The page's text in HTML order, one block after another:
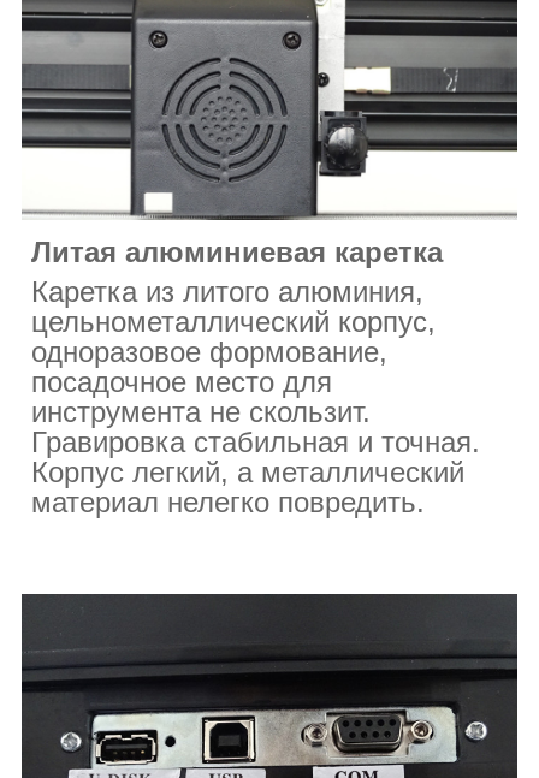
Литая алюминиевая каретка
Каретка из литого алюминия,
цельнометаллический корпус,
одноразовое формование,
посадочное место для
инструмента не скользит.
Гравировка стабильная и точная.
Корпус легкий, а металлический
материал нелегко повредить.